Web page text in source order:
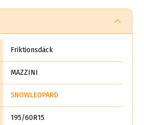
Friktionsdäck
MAZZINI
SNOWLEOPARD
195/60R15